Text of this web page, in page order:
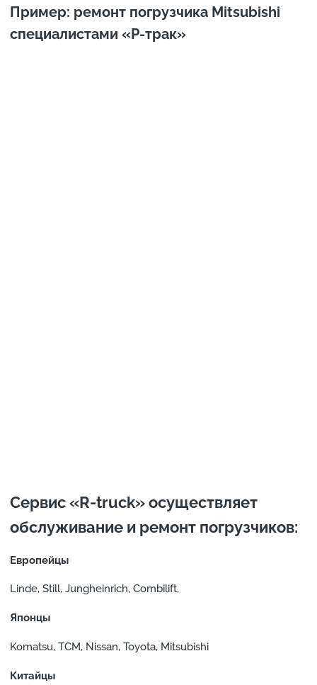
Пример: ремонт погрузчика Mitsubishi
специалистами «Р-трак»
Сервис «R-truck» осуществляет
обслуживание и ремонт погрузчиков:
Европейцы
Linde, Still, Jungheinrich, Combilift,
Японцы
Komatsu, TCM, Nissan, Toyota, Mitsubishi
Китайцы